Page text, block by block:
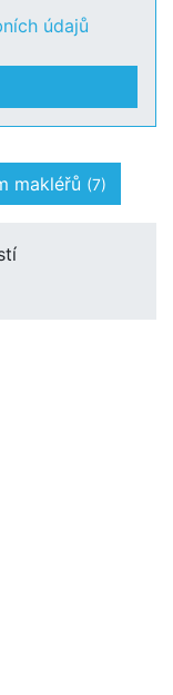
údajů
makléřů (7)